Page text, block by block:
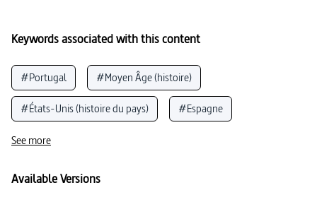
Keywords associated with this content
#Portugal #Moyen Âge (histoire)
#États-Unis (histoire du pays) #Espagne
#Andalousie
#temps modernes
See more
Available Versions